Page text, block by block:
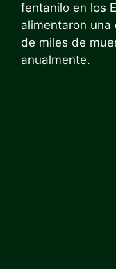
fentanilo en los
alimentaron una
de miles de
anualmente.